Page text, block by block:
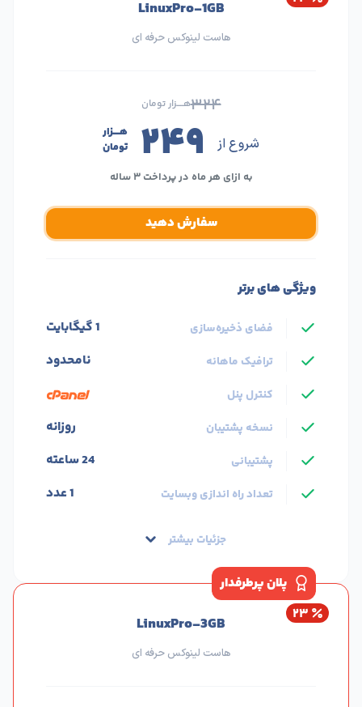
LinuxPro-1GB
هاست لینوکس حرفه ای
۳۲۴هــــزار تومان
شروع از ۲۴۹
هــــزار
تومان
به ازای هر ماه در پرداخت ۳ ساله
سفارش دهید
ویژگی های برتر
فضای ذخیره‌سازی 1 گیگابایت
ترافیک ماهانه نامحدود
کنترل پنل
نسخه پشتیبان
روزانه
پشتیبانی 24 ساعته
تعداد راه اندازی وبسایت 1 عدد
جزئیات بیشتر
۲۳
پلان پرطرفدار
LinuxPro-3GB
هاست لینوکس حرفه ای